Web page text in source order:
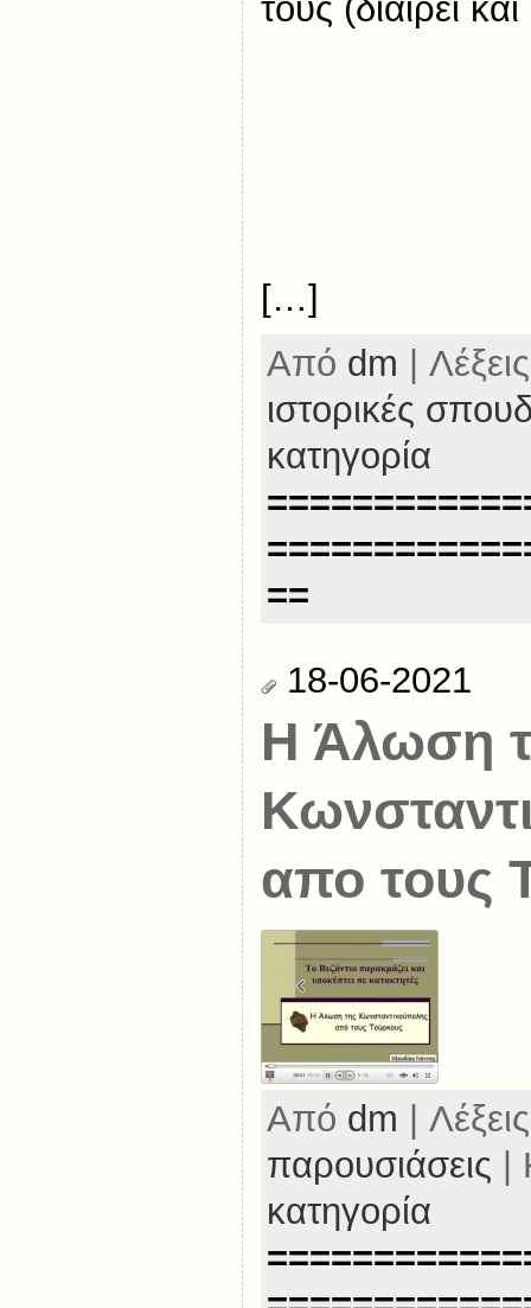
τους (διαίρει
[…]
Από dm |
ιστορικές
κατηγορία
==
18-06-2021
Η Άλωση
απο τους
Από dm |
παρουσιάσεις |
κατηγορία